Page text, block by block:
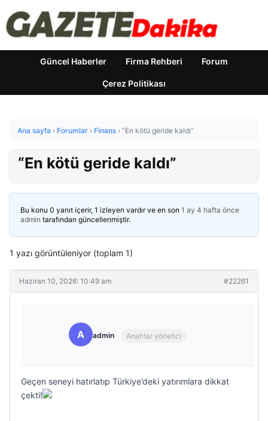
Güncel Haberler Firma Rehberi Forum
Çerez Politikası
Ana sayfa › Forumlar › Finans › “En kötü geride kaldı”
“En kötü geride kaldı”
Bu konu 0 yanıt içerir, 1 izleyen vardır ve en son 1 ay 4 hafta önce
admin tarafından güncellenmiştir.
1 yazı görüntüleniyor (toplam 1)
Haziran 10, 2026: 10:49 am #22261
A admin Anahtar yönetici
Geçen seneyi hatırlatıp Türkiye’deki yatırımlara dikkat
çekti!